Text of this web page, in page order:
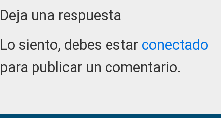
Reader
Interactions
Deja una respuesta
Lo siento, debes estar conectado
para publicar un comentario.